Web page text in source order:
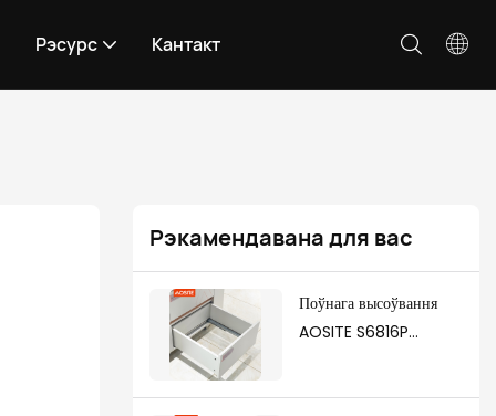
Рэсурс Кантакт
Рэкамендавана для вас
Поўнага высоўвання
AOSITE S6816P